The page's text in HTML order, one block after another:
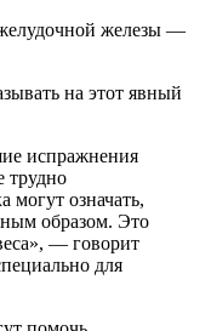
железы —
на этот явный
испражнения
трудно
означать,
образом. Это
— говорит
для